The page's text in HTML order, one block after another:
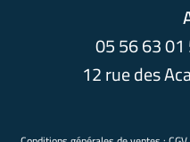
05 56 63
12 rue des